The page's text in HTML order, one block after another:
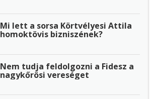
Mi lett a sorsa Körtvélyesi Attila
homoktövis bizniszének?
Nem tudja feldolgozni a Fidesz a
nagykőrösi vereséget